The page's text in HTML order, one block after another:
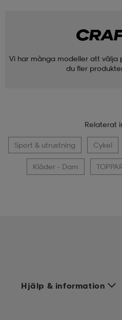
Vi har många modeller att välja
du fler
Relaterat
Sport & utrustning Cykel
Kläder - Dam
Hjälp & information